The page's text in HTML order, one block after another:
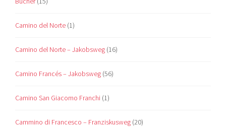
Camino del Norte (1)
Camino del Norte – Jakobsweg (16)
Camino Francés – Jakobsweg (56)
Camino San Giacomo Franchi (1)
Cammino di Francesco – Franziskusweg (20)